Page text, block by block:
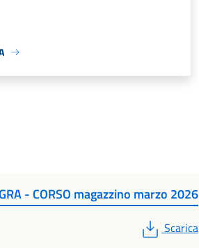
- CORSO magazzino marzo 2026
PDF
Scarica